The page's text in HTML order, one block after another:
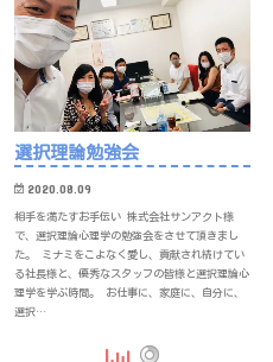
選択理論勉強会
2020.08.09
相手を満たすお手伝い 株式会社サンアクト様
で、選択理論心理学の勉強会をさせて頂きまし
た。 ミナミをこよなく愛し、貢献され続けてい
る社長様と、優秀なスタッフの皆様と選択理論心
理学を学ぶ時間。 お仕事に、家庭に、自分に、
選択…